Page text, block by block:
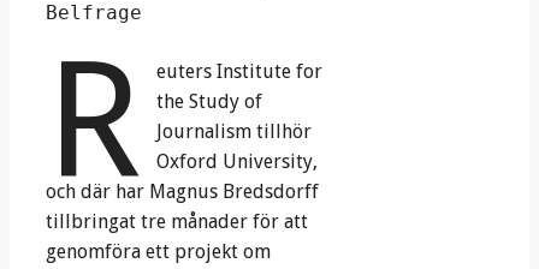
Belfrage
R
euters Institute for
the Study of
Journalism tillhör
Oxford University,
och där har Magnus Bredsdorff
tillbringat tre månader för att
genomföra ett projekt om